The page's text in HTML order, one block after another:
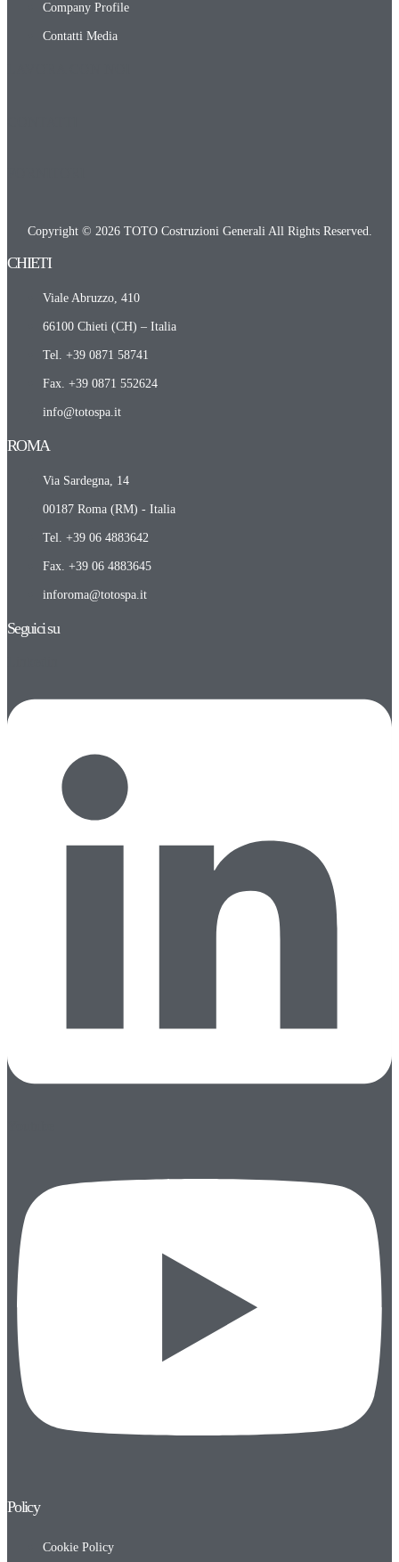
Company Profile
Contatti Media
Copyright © 2026 TOTO Costruzioni Generali All Rights Reserved.
CHIETI​
Viale Abruzzo, 410
66100 Chieti (CH) – Italia
Tel. +39 0871 58741
Fax. +39 0871 552624
info@totospa.it
ROMA​
Via Sardegna, 14
00187 Roma (RM) - Italia
Tel. +39 06 4883642
Fax. +39 06 4883645
inforoma@totospa.it
Seguici su
Policy
Cookie Policy